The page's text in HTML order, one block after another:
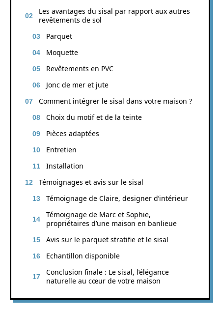
Les avantages du sisal par rapport aux autres
revêtements de sol
Parquet
Moquette
Revêtements en PVC
Jonc de mer et jute
Comment intégrer le sisal dans votre maison ?
Choix du motif et de la teinte
Pièces adaptées
Entretien
Installation
Témoignages et avis sur le sisal
Témoignage de Claire, designer d’intérieur
Témoignage de Marc et Sophie,
propriétaires d’une maison en banlieue
Avis sur le parquet stratifie et le sisal
Echantillon disponible
Conclusion finale : Le sisal, l’élégance
naturelle au cœur de votre maison